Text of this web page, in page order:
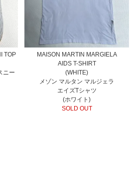
TOP
ニー
MAISON MARTIN MARGIELA
AIDS T-SHIRT
(WHITE)
メゾン マルタン マルジェラ
エイズTシャツ
(ホワイト)
SOLD OUT